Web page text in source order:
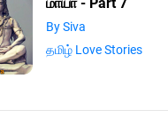
By Siva
தமிழ் Love Stories